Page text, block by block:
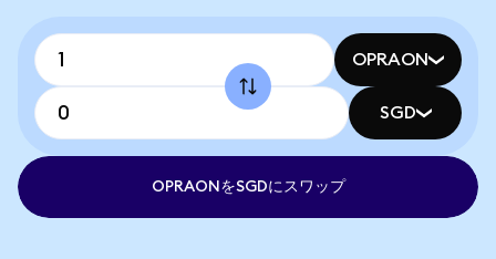
OPRAON
SGD
OPRAONをSGDにスワップ